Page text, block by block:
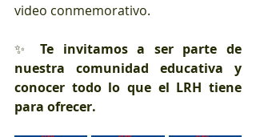
video conmemorativo.
✨ Te invitamos a ser parte de
nuestra comunidad educativa y
conocer todo lo que el LRH tiene
para ofrecer.